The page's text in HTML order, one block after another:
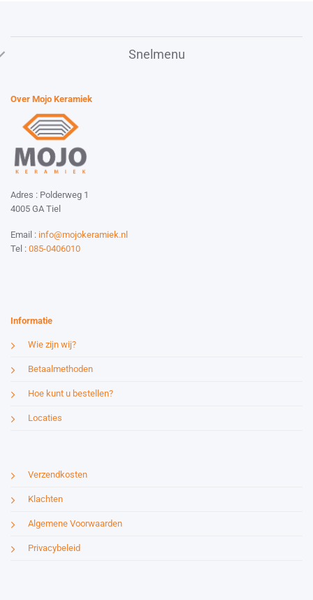
Snelmenu
Over Mojo Keramiek
Adres : Polderweg 1
4005 GA Tiel
Email : info@mojokeramiek.nl
Tel : 085-0406010
Informatie
Wie zijn wij?
Betaalmethoden
Hoe kunt u bestellen?
Locaties
Verzendkosten
Klachten
Algemene Voorwaarden
Privacybeleid